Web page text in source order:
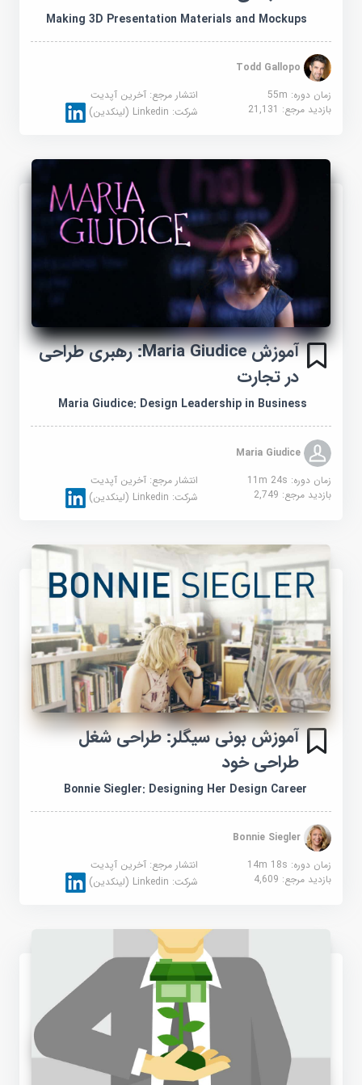
Making 3D Presentation Materials and Mockups
Todd Gallopo
زمان دوره: 55m
انتشار مرجع:آخرین آپدیت
بازدید مرجع:21,131 شرکت:Linkedin (لینکدین)
آموزش Maria Giudice: رهبری طراحی
در تجارت
Maria Giudice: Design Leadership in Business
Maria Giudice
زمان دوره: 11m 24s
انتشار مرجع:آخرین آپدیت
بازدید مرجع:2,749 شرکت:Linkedin (لینکدین)
آموزش بونی سیگلر: طراحی شغل
طراحی خود
Bonnie Siegler: Designing Her Design Career
Bonnie Siegler
زمان دوره: 14m 18s
انتشار مرجع:آخرین آپدیت
بازدید مرجع:4,609 شرکت:Linkedin (لینکدین)